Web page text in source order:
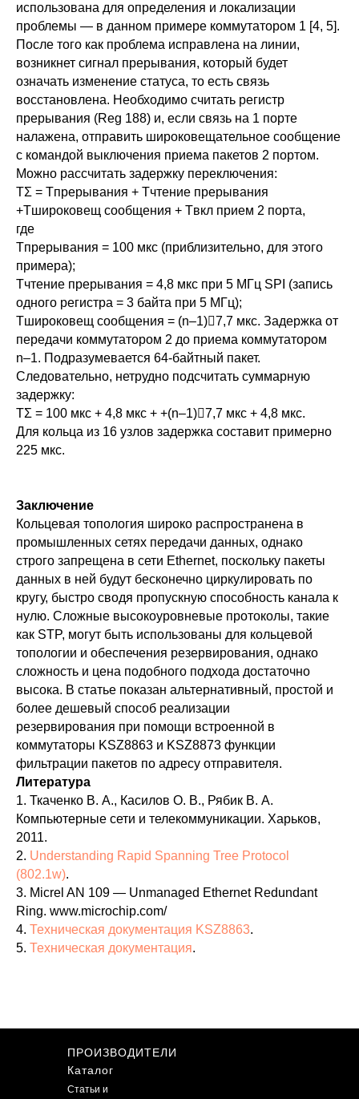
использована для определения и локализации
проблемы — в данном примере коммутатором 1 [4, 5].
После того как проблема исправлена на линии,
возникнет сигнал прерывания, который будет
означать изменение статуса, то есть связь
восстановлена. Необходимо считать регистр
прерывания (Reg 188) и, если связь на 1 порте
налажена, отправить широковещательное сообщение
с командой выключения приема пакетов 2 портом.
Можно рассчитать задержку переключения:
ТΣ = Tпрерывания + Тчтение прерывания
+Тшироковещ сообщения + Tвкл прием 2 порта,
где
Tпрерывания = 100 мкс (приблизительно, для этого
примера);
Тчтение прерывания = 4,8 мкс при 5 МГц SPI (запись
одного регистра = 3 байта при 5 МГц);
Тшироковещ сообщения = (n–1)7,7 мкс. Задержка от
передачи коммутатором 2 до приема коммутатором
n–1. Подразумевается 64‑байтный пакет.
Следовательно, нетрудно подсчитать суммарную
задержку:
ТΣ = 100 мкс + 4,8 мкс + +(n–1)7,7 мкс + 4,8 мкс.
Для кольца из 16 узлов задержка составит примерно
225 мкс.
Заключение
Кольцевая топология широко распространена в
промышленных сетях передачи данных, однако
строго запрещена в сети Ethernet, поскольку пакеты
данных в ней будут бесконечно циркулировать по
кругу, быстро сводя пропускную способность канала к
нулю. Сложные высокоуровневые протоколы, такие
как STP, могут быть использованы для кольцевой
топологии и обеспечения резервирования, однако
сложность и цена подобного подхода достаточно
высока. В статье показан альтернативный, простой и
более дешевый способ реализации
резервирования при помощи встроенной в
коммутаторы KSZ8863 и KSZ8873 функции
фильтрации пакетов по адресу отправителя.
Литература
1. Ткаченко В. А., Касилов О. В., Рябик В. А.
Компьютерные сети и телекоммуникации. Харьков,
2011.
2. Understanding Rapid Spanning Tree Protocol
(802.1w).
3. Micrel AN 109 — Unmanaged Ethernet Redundant
Ring. www.microchip.com/
4. Техническая документация KSZ8863.
5. Техническая документация.
Статьи и
Каталог
ПРОИЗВОДИТЕЛИ